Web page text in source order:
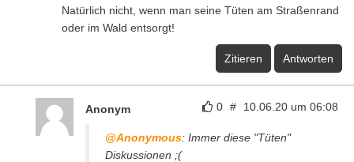
Natürlich nicht, wenn man seine Tüten am Straßenrand
oder im Wald entsorgt!
Zitieren Antworten
0 # 10.06.20 um 06:08
Anonym
@Anonymous: Immer diese "Tüten"
Diskussionen ;(